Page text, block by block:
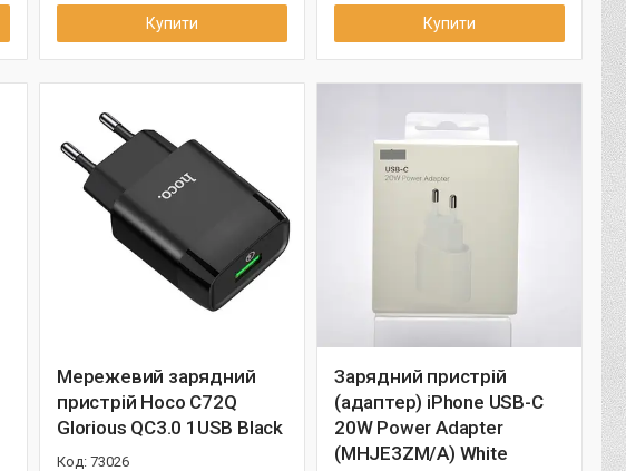
Купити Купити
Мережевий зарядний
пристрій Hoco C72Q
Glorious QC3.0 1USB Black
73026
Зарядний пристрій
(адаптер) iPhone USB-C
20W Power Adapter
(MHJE3ZM/A) White